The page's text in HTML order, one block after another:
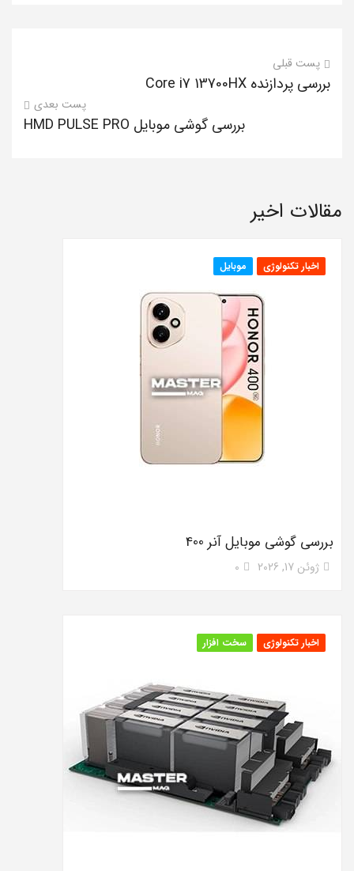
پست قبلی
بررسی پردازنده Core i7 13700HX
پست بعدی
بررسی گوشی موبایل HMD PULSE PRO
مقالات اخیر
اخبار تکنولوژی موبایل
بررسی گوشی موبایل آنر 400
ژوئن 17, 2026 0
اخبار تکنولوژی سخت افزار